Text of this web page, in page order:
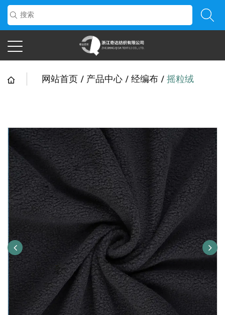
网站首页 / 产品中心 / 经编布 / 摇粒绒